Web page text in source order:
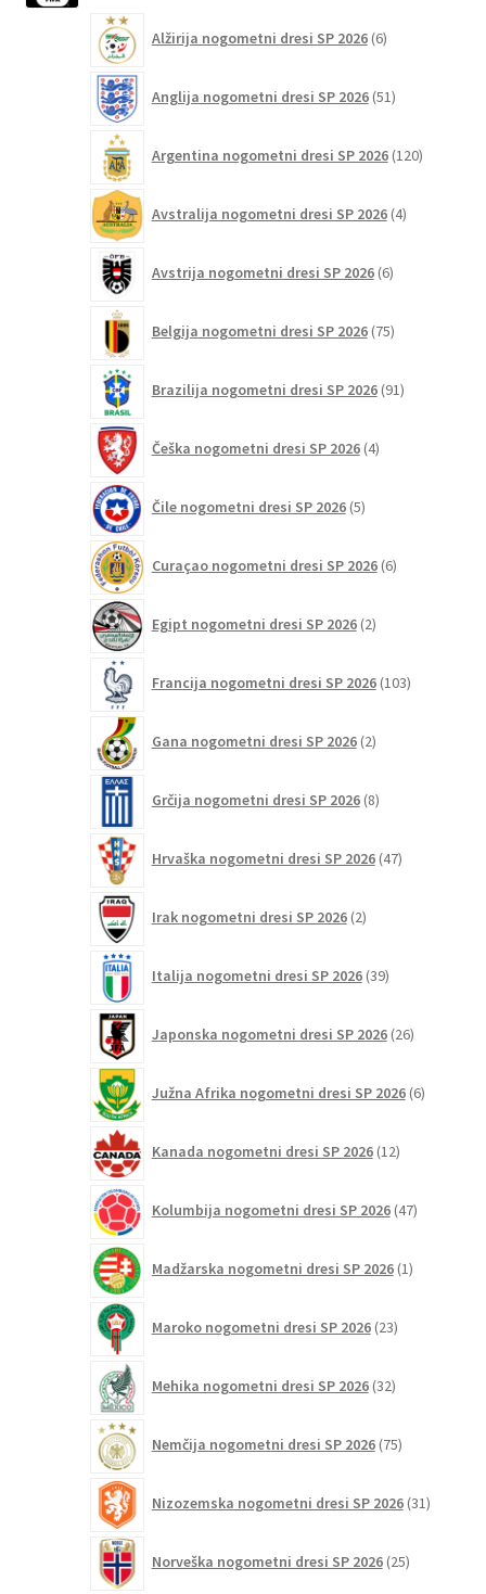
Alžirija nogometni dresi SP 2026 6izdelkov
Anglija nogometni dresi SP 2026 51izdelkov
Argentina nogometni dresi SP 2026 120izdelkov
Avstralija nogometni dresi SP 2026 4izdelki
Avstrija nogometni dresi SP 2026 6izdelkov
Belgija nogometni dresi SP 2026 75izdelkov
Brazilija nogometni dresi SP 2026 91izdelkov
Češka nogometni dresi SP 2026 4izdelki
Čile nogometni dresi SP 2026 5izdelkov
Curaçao nogometni dresi SP 2026 6izdelkov
Egipt nogometni dresi SP 2026 2izdelka
Francija nogometni dresi SP 2026 103izdelki
Gana nogometni dresi SP 2026 2izdelka
Grčija nogometni dresi SP 2026 8izdelkov
Hrvaška nogometni dresi SP 2026 47izdelkov
Irak nogometni dresi SP 2026 2izdelka
Italija nogometni dresi SP 2026 39izdelkov
Japonska nogometni dresi SP 2026 26izdelkov
Južna Afrika nogometni dresi SP 2026 6izdelkov
Kanada nogometni dresi SP 2026 12izdelkov
Kolumbija nogometni dresi SP 2026 47izdelkov
Madžarska nogometni dresi SP 2026 1izdelek
Maroko nogometni dresi SP 2026 23izdelkov
Mehika nogometni dresi SP 2026 32izdelkov
Nemčija nogometni dresi SP 2026 75izdelkov
Nizozemska nogometni dresi SP 2026 31izdelkov
Norveška nogometni dresi SP 2026 25izdelkov